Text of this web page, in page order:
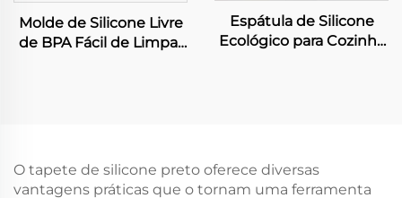
Molde de Silicone Livre
de BPA Fácil de Limpar
Espátula de Silicone
Ecológico para Cozinha
O tapete de silicone preto oferece diversas
vantagens práticas que o tornam uma ferramenta